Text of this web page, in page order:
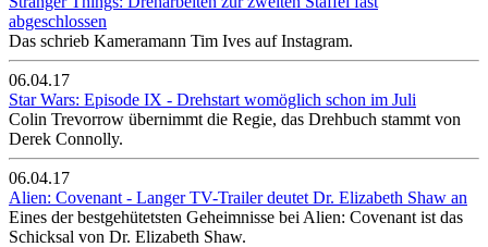
abgeschlossen
Das schrieb Kameramann Tim Ives auf Instagram.
06.04.17
Star Wars: Episode IX - Drehstart womöglich schon im Juli
Colin Trevorrow übernimmt die Regie, das Drehbuch stammt von
Derek Connolly.
06.04.17
Alien: Covenant - Langer TV-Trailer deutet Dr. Elizabeth Shaw an
Eines der bestgehütetsten Geheimnisse bei Alien: Covenant ist das
Schicksal von Dr. Elizabeth Shaw.